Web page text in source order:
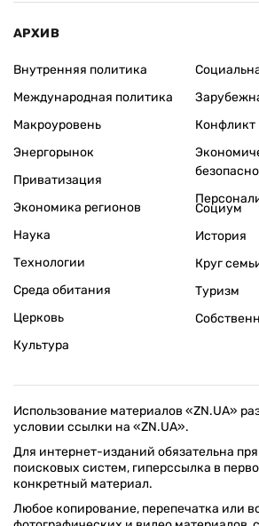
АРХИВ
Внутренняя политика
Международная политика
Макроуровень
Энергорынок
Приватизация
Экономика регионов
Конфликт
Наука
Технологии
Среда обитания
Церковь
Культура
Социум
История
Круг
Туризм
Использование материалов «ZN.UA»
условии ссылки на «ZN.UA».
Для интернет-изданий обязательна
поисковых систем, гиперссылка в
конкретный материал.
Любое копирование, перепечатка или